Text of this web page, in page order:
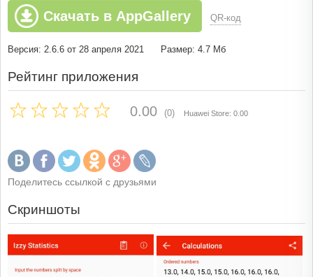
Скачать в AppGallery QR-код
Версия: 2.6.6 от 28 апреля 2021 Размер: 4.7 Мб
Рейтинг приложения
0.00 (0) Huawei Store: 0.00
Поделитесь ссылкой с друзьями
Скриншоты